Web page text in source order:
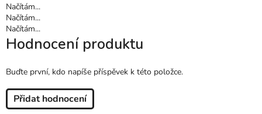
Načítám...
Načítám...
Načítám...
Hodnocení produktu
Buďte první, kdo napíše příspěvek k této položce.
Přidat hodnocení